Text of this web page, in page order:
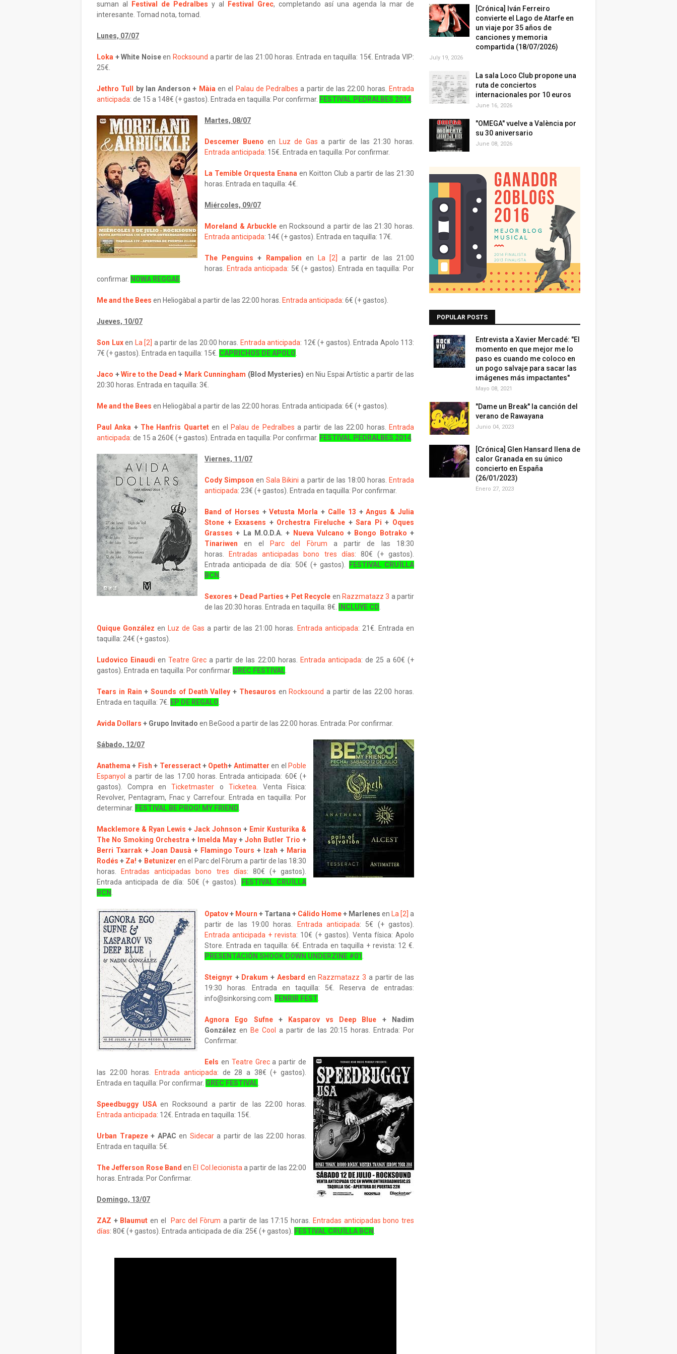
suman al
Festival de Pedralbes y al Festival Grec, completando así una agenda la mar de
interesante. Tomad nota, tomad.
Lunes, 07/07
Loka + White Noiseen Rocksound a partir de las 21:00 horas. Entrada en taquilla: 15€. Entrada VIP:
25€.
Jethro Tull by Ian Anderson + Màia en el Palau de Pedralbes a partir de las 22:00 horas.
Entrada
anticipada: de 15 a 148€ (+ gastos). Entrada en taquilla: Por confirmar. FESTIVAL PEDRALBES 2014
Martes, 08/07
Descemer Bueno en Luz de Gas a partir de las 21:30 horas.
Entrada anticipada: 15€. Entrada en taquilla: Por confirmar.
La Temible Orquesta Enana en Koitton Club a partir de las 21:30
horas. Entrada en taquilla: 4€.
Miércoles, 09/07
Moreland & Arbuckle en Rocksound a partir de las 21:30 horas.
Entrada anticipada: 14€ (+ gastos). Entrada en taquilla: 17€.
The Penguins + Rampalion en La [2]
a partir de las 21:00
horas.
Entrada anticipada: 5€ (+ gastos). Entrada en taquilla: Por
confirmar. NOWA REGGAE
Me and the Bees en Heliogàbal a partir de las 22:00 horas. Entrada anticipada: 6€ (+ gastos).
Jueves, 10/07
Son Luxen La [2] a partir de las 20:00 horas. Entrada anticipada: 12€ (+ gastos). Entrada Apolo 113:
7€ (+ gastos). Entrada en taquilla: 15€. CAPRICHOS DE APOLO
Jaco +Wire to the Dead + Mark Cunningham (Blod Mysteries) en Niu Espai Artístic a partir de las
20:30 horas. Entrada en taquilla: 3€.
Me and the Bees en Heliogàbal a partir de las 22:00 horas. Entrada anticipada: 6€ (+ gastos).
Paul Anka + The Hanfris Quartet en el Palau de Pedralbes a partir de las 22:00 horas.
Entrada
anticipada: de 15 a 260€ (+ gastos). Entrada en taquilla: Por confirmar. FESTIVAL PEDRALBES 2014
Viernes, 11/07
Cody Simpson enSala Bikini a partir de las 18:00 horas.
Entrada
anticipada: 23€ (+ gastos). Entrada en taquilla: Por confirmar.
Band of Horses +Vetusta Morla + Calle 13 +Angus & Julia
Stone + Exxasens + Orchestra Fireluche +Sara Pi + Oques
Grasses + La M.O.D.A. + Nueva Vulcano + Bongo Botrako +
Tinariwen en el Parc del Fòrum a partir de las 18:30
horas.
Entradas anticipadas bono tres días: 80€ (+ gastos).
Entrada anticipada de día: 50€ (+ gastos).
FESTIVAL CRUÏLLA
BCN
Sexores + Dead Parties + Pet Recycle en Razzmatazz 3 a partir
de las 20:30 horas. Entrada en taquilla: 8€.
INCLUYE CD
Quique González en Luz de Gas a partir de las 21:00 horas. Entrada anticipada: 21€. Entrada en
taquilla: 24€ (+ gastos).
Ludovico Einaudi enTeatre Grec a partir de las 22:00 horas. Entrada anticipada: de 25 a 60€ (+
gastos). Entrada en taquilla: Por confirmar. GREC FESTIVAL
Tears in Rain +Sounds of Death Valley + Thesauros en Rocksound a partir de las 22:00 horas.
Entrada en taquilla: 7€.
EP DE REGALO
Avida Dollars + Grupo Invitado en BeGood a partir de las 22:00 horas. Entrada: Por confirmar.
Sábado, 12/07
Anathema + Fish + Teresseract+ Opeth+ Antimatter en el Poble
Espanyol a partir de las 17:00 horas. Entrada anticipada: 60€ (+
gastos). Compra enTicketmaster o Ticketea . Venta Física:
Revolver, Pentagram, Fnac y Carrefour. Entrada en taquilla: Por
determinar. FESTIVAL BE PROG! MY FRIEND
Macklemore & Ryan Lewis + Jack Johnson + Emir Kusturika &
The No Smoking Orchestra + Imelda May + John Butler Trio +
Berri Txarrak+ Joan Dausà + Flamingo Tours + Izah + Maria
Rodés + Za! + Betunizer en el Parc del Fòrum a partir de las 18:30
horas.
Entradas anticipadas bono tres días: 80€ (+ gastos).
Entrada anticipada de día: 50€ (+ gastos).
FESTIVAL CRUÏLLA
BCN
Opatov+ Mourn + Tartana + Cálido Home+ Marlenes en La [2] a
partir de las 19:00 horas.
Entrada anticipada: 5€ (+ gastos).
Entrada anticipada + revista: 10€ (+ gastos). Venta física: Apolo
Store. Entrada en taquilla: 6€. Entrada en taquilla + revista: 12 €.
PRESENTACIÓN SHOOK DOWN UNDERZINE #01
Steignyr + Drakum + Aesbard en Razzmatazz 3 a partir de las
19:30 horas. Entrada en taquilla: 5€. Reserva de entradas:
info@sinkorsing.com.
FENRIR FEST
Agnora Ego Sufne+ Kasparov vs Deep Blue + Nadim
González en Be Cool
a partir de las 20:15 horas. Entrada: Por
Confirmar.
Eels en Teatre Greca partir de
las 22:00 horas.
Entrada anticipada: de 28 a 38€ (+ gastos).
Entrada en taquilla: Por confirmar. GREC FESTIVAL
Speedbuggy USAen Rocksound a partir de las 22:00 horas.
Entrada anticipada: 12€. Entrada en taquilla: 15€.
Urban Trapeze+ APAC en Sidecara partir de las 22:00 horas.
Entrada en taquilla: 5€.
The Jefferson Rose Band en El Col.lecionista a partir de las 22:00
horas. Entrada: Por Confirmar.
Domingo, 13/07
ZAZ + Blaumut en el Parc del Fòrum a partir de las 17:15 horas.
Entradas anticipadas bono tres
días: 80€ (+ gastos). Entrada anticipada de día: 25€ (+ gastos). FESTIVAL CRUÏLLA BCN
[Crónica] Iván Ferreiro
convierte el Lago de Atarfe en
un viaje por 35 años de
canciones y memoria
compartida (18/07/2026)
July 19, 2026
La sala Loco Club propone una
ruta de conciertos
internacionales por 10 euros
June 16, 2026
"OMEGA" vuelve a València por
su 30 aniversario
June 08, 2026
POPULAR POSTS
Entrevista a Xavier Mercadé: "El
momento en que mejor me lo
paso es cuando me coloco en
un pogo salvaje para sacar las
imágenes más impactantes"
Mayo 08, 2021
"Dame un Break" la canción del
verano de Rawayana
Junio 04, 2023
[Crónica] Glen Hansard llena de
calor Granada en su único
concierto en España
(26/01/2023)
Enero 27, 2023